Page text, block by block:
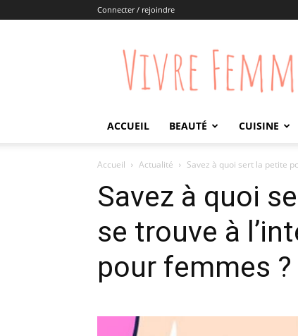
Connecter / rejoindre
Vivre
Femme
ACCUEIL BEAUTÉ CUISINE
Accueil Actualité Savez à quoi sert la petite
Savez à quoi
se trouve à
pour femmes ?